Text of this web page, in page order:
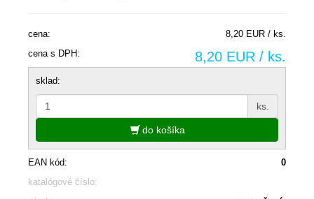
cena:
8,20 EUR / ks.
cena s DPH:
8,20 EUR / ks.
sklad:
ks.
do košíka
EAN kód:
0
katalógové číslo: